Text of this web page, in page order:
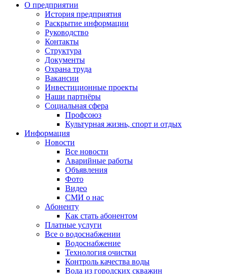
О предприятии
История предприятия
Раскрытие информации
Руководство
Контакты
Структура
Документы
Охрана труда
Вакансии
Инвестиционные проекты
Наши партнёры
Социальная сфера
Профсоюз
Культурная жизнь, спорт и отдых
Информация
Новости
Все новости
Аварийные работы
Объявления
Фото
Видео
СМИ о нас
Абоненту
Как стать абонентом
Платные услуги
Все о водоснабжении
Водоснабжение
Технология очистки
Контроль качества воды
Вода из городских скважин